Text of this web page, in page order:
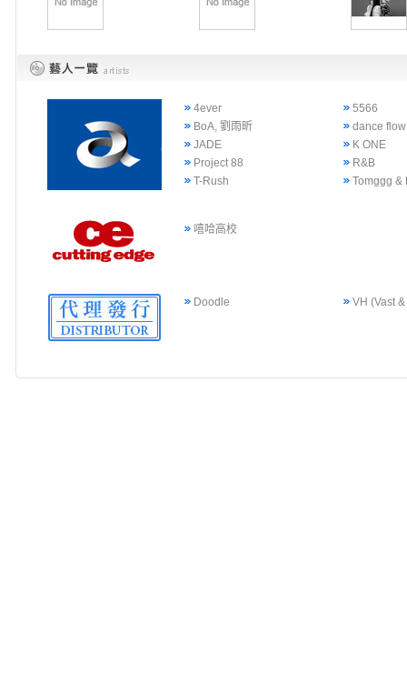
4ever
5566
BoA, 劉雨昕
dance flow
JADE
K ONE
Project 88
R&B
T-Rush
Tomggg &
嘻哈高校
Doodle VH (Vast